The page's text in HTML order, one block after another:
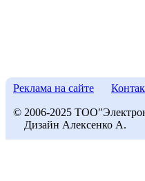
Реклама на сайте
© 2006-2025
Дизайн Алексенко А.